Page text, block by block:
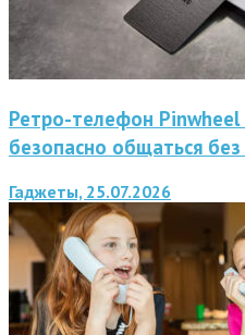
Ретро-телефон
безопасно общаться
Гаджеты, 25.07.2026